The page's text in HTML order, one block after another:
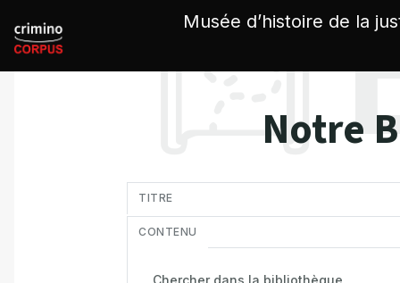
Musée d’histoire de la
Notre
TITRE
CONTENU
Panneau de gestion des cookies